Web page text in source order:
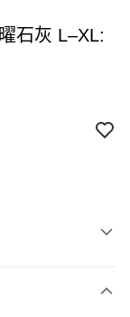
石灰 L–XL: